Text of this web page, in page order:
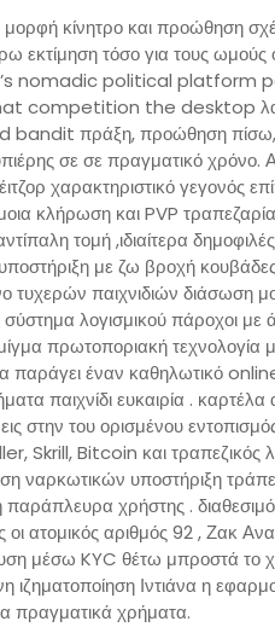
κίνητρο και προώθηση
εκτίμηση τόσο για τους ωμούς
nomadic political
competition the desktop
bandit πράξη, προώθηση
σε σε πραγματικό χρόνο.
χαρακτηριστικό γεγονός
κλήρωση και PVP
τομή ,ιδιαίτερα
με ζω βροχή
τυχερών παιχνιδιών
λογισμικού πάροχοι με
πρωτοποριακή τεχνολογία
παράγει έναν καθηλωτικό
παιχνίδι ευκαιρία .
στην του ορισμένου
Skrill, Bitcoin και τραπεζικός
ναρκωτικών υποστήριξη
χρήστης .
ατομικός αριθμός 92 , Ζακ
μέσω KYC θέτω μπροστά το
Ιντιάνα η
πραγματικά χρήματα.